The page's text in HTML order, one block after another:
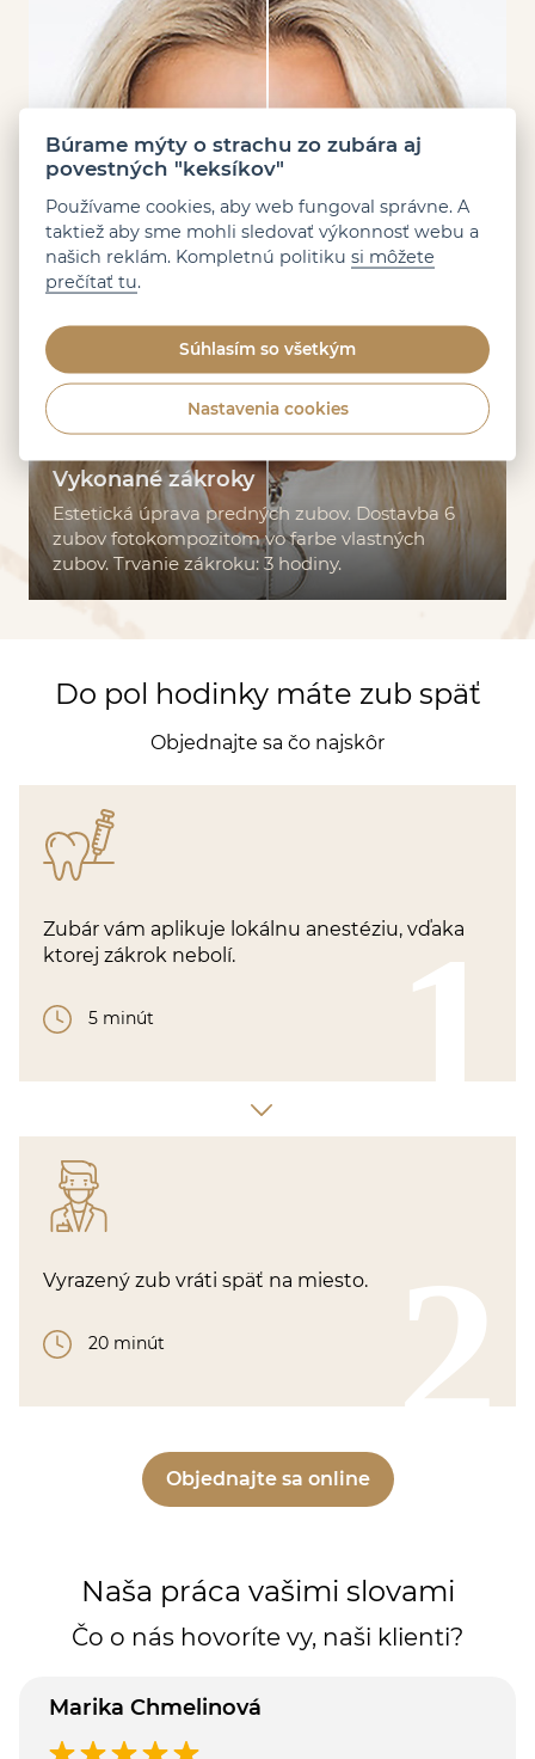
Vykonané zákroky
Estetická úprava predných zubov. Dostavba 6
zubov fotokompozitom vo farbe vlastných
zubov. Trvanie zákroku: 3 hodiny.
Do pol hodinky máte zub späť
Objednajte sa čo najskôr
1
Zubár vám aplikuje lokálnu anestéziu, vďaka
ktorej zákrok nebolí.
5 minút
2
Vyrazený zub vráti späť na miesto.
20 minút
Objednajte sa online
Naša práca vašimi slovami
Čo o nás hovoríte vy, naši klienti?
Marika Chmelinová
Búrame mýty o strachu zo zubára aj
povestných "keksíkov"
Používame cookies, aby web fungoval správne. A
taktiež aby sme mohli sledovať výkonnosť webu a
našich reklám. Kompletnú politikusi môžete
prečítať tu.
Súhlasím so všetkým
Nastavenia cookies